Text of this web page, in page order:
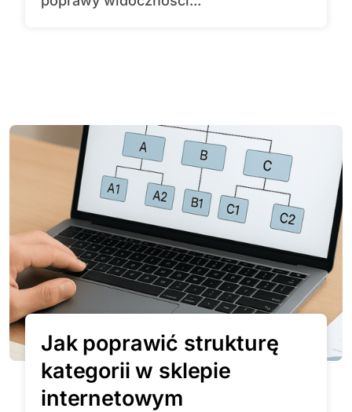
Jak poprawić strukturę
kategorii w sklepie
internetowym